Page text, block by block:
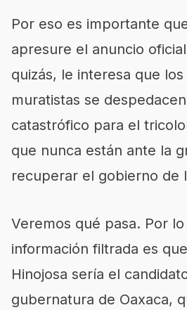
Por eso es importante
apresure el anuncio
quizás, le interesa que
muratistas se
catastrófico para el
que nunca están ante la
recuperar el gobierno de
Veremos qué pasa. Por
información filtrada es
Hinojosa sería el
gubernatura de Oaxaca,